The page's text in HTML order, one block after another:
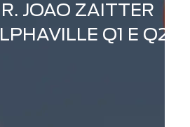
JOAO ZAITTER
Q1 E Q2